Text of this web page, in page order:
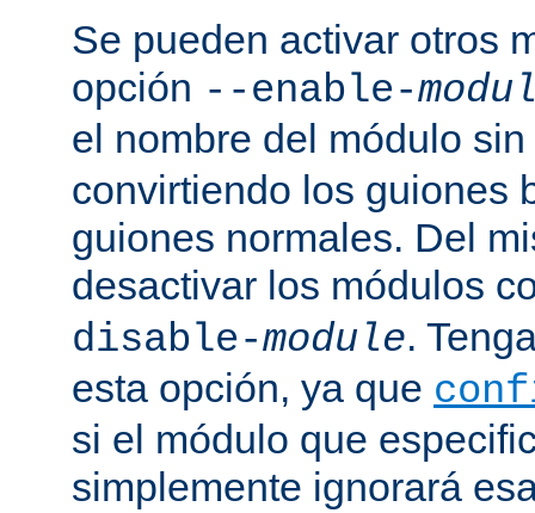
Se pueden activar otros
opción --enable-
el nombre del módulo
convirtiendo los guiones
guiones normales. Del
desactivar los módulos
disable-module.
esta opción, ya que
si el módulo que
simplemente ignorará